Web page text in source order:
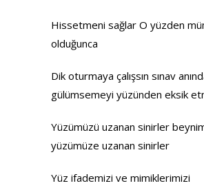
Hissetmeni sağlar O yüzden
olduğunca
Dik oturmaya çalışsın sınav
gülümsemeyi yüzünden eksik
Yüzümüzü uzanan sinirler
yüzümüze uzanan sinirler
Yüz ifademizi ve mimiklerimizi